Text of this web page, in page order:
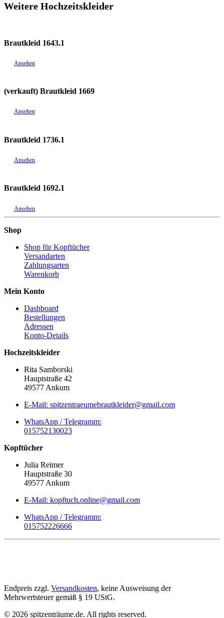
Weitere Hochzeitskleider
Brautkleid 1643.1
Ansehen
(verkauft) Brautkleid 1669
Ansehen
Brautkleid 1736.1
Ansehen
Brautkleid 1692.1
Ansehen
Shop
Shop für Kopftücher
Versandarten
Zahlungsarten
Warenkorb
Mein Konto
Dashboard
Bestellungen
Adressen
Konto-Details
Hochzeitskleider
Rita Samborski
Hauptstraße 42
49577 Ankum
E-Mail: spitzentraeumebrautkleider@gmail.com
WhatsApp / Telegramm:
015752130023
Kopftücher
Julia Reimer
Hauptstraße 30
49577 Ankum
E-Mail: kopftuch.online@gmail.com
WhatsApp / Telegramm:
015752226666
Endpreis zzgl. Versandkosten, keine Ausweisung der
Mehrwertsteuer gemäß § 19 UStG.
© 2026 spitzenträume.de. All rights reserved.